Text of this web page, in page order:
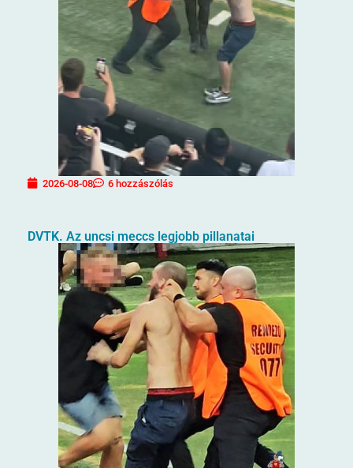
2026-08-08 6 hozzászólás
DVTK. Az uncsi meccs legjobb pillanatai